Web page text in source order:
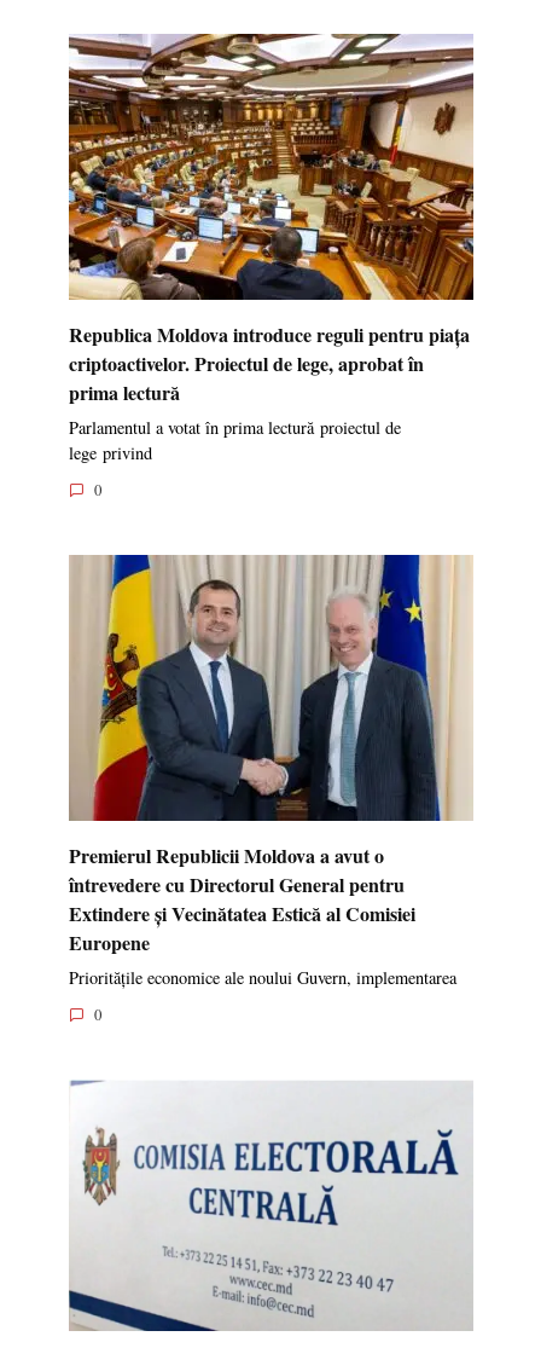
Republica Moldova introduce reguli pentru piața
criptoactivelor. Proiectul de lege, aprobat în
prima lectură
Parlamentul a votat în prima lectură proiectul de
lege privind
0
Premierul Republicii Moldova a avut o
întrevedere cu Directorul General pentru
Extindere și Vecinătatea Estică al Comisiei
Europene
Prioritățile economice ale noului Guvern, implementarea
0